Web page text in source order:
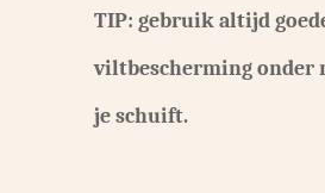
TIP: gebruik altijd
viltbescherming onder
je schuift.